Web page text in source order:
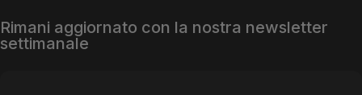
Rimani aggiornato con la nostra newsletter
settimanale